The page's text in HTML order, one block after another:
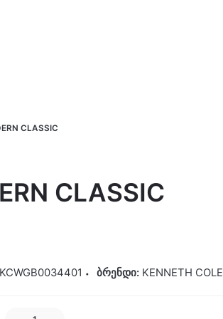
CLASSIC
CLASSIC
KCWGB0034401 ბრენდი: KENNETH COLE
MODERN